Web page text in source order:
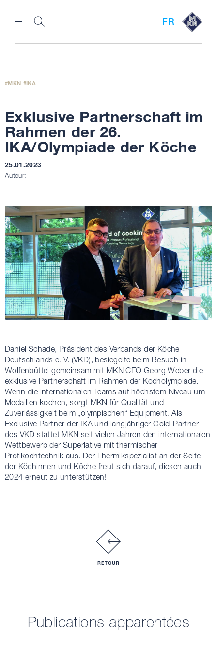
FR
MKN IKA
Exklusive Partnerschaft im
Rahmen der 26.
IKA/Olympiade der Köche
25.01.2023
Auteur:
Daniel Schade, Präsident des Verbands der Köche
Deutschlands e. V. (VKD), besiegelte beim Besuch in
Wolfenbüttel gemeinsam mit MKN CEO Georg Weber die
exklusive Partnerschaft im Rahmen der Kocholympiade.
Wenn die internationalen Teams auf höchstem Niveau um
Medaillen kochen, sorgt MKN für Qualität und
Zuverlässigkeit beim „olympischen“ Equipment. Als
Exclusive Partner der IKA und langjähriger Gold-Partner
des VKD stattet MKN seit vielen Jahren den internationalen
Wettbewerb der Superlative mit thermischer
Profikochtechnik aus. Der Thermikspezialist an der Seite
der Köchinnen und Köche freut sich darauf, diesen auch
2024 erneut zu unterstützen!
RETOUR
Publications apparentées